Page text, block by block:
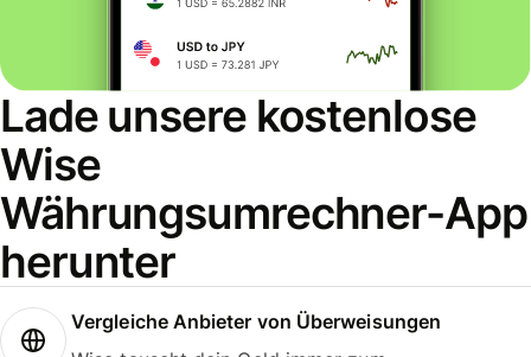
Lade unsere kostenlose
Wise
Währungsumrechner-App
herunter
Vergleiche Anbieter von Überweisungen